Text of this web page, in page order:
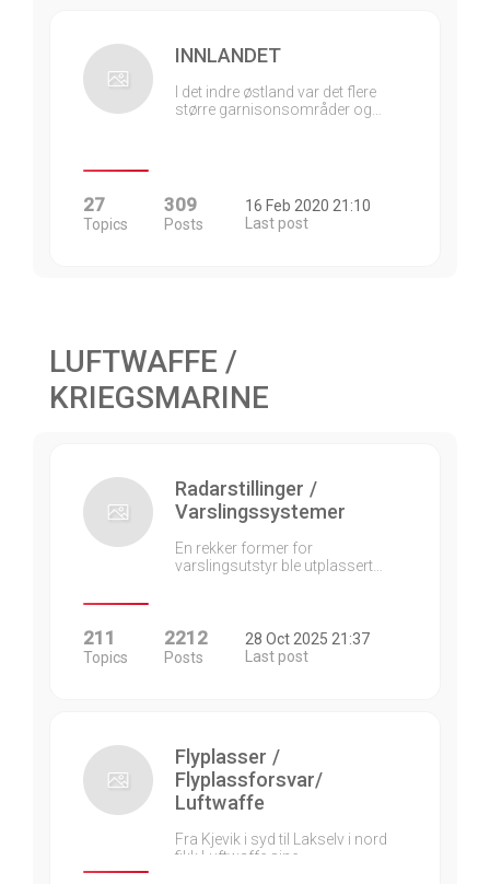
INNLANDET
I det indre østland var det flere
større garnisonsområder og…
27
Topics
309
Posts
16 Feb 2020 21:10
Last post
LUFTWAFFE /
KRIEGSMARINE
Radarstillinger /
Varslingssystemer
En rekker former for
varslingsutstyr ble utplassert…
211
Topics
2212
Posts
28 Oct 2025 21:37
Last post
Flyplasser /
Flyplassforsvar/
Luftwaffe
Fra Kjevik i syd til Lakselv i nord
fikk Luftwaffe sine…